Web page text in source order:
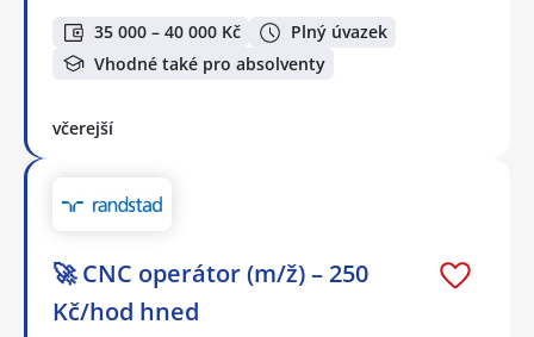
35 000 – 40 000 Kč
Plný úvazek
Vhodné také pro absolventy
včerejší
🚀 CNC operátor (m/ž) – 250
Kč/hod hned